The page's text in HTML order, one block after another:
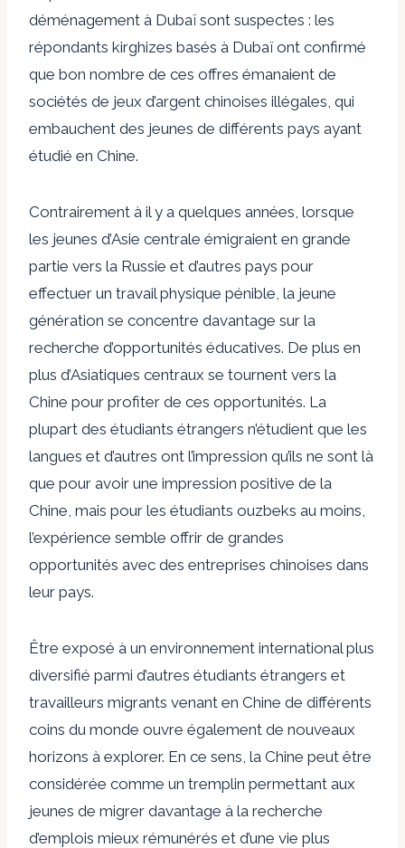
déménagement à Dubaï sont suspectes : les
répondants kirghizes basés à Dubaï ont confirmé
que bon nombre de ces offres émanaient de
sociétés de jeux d’argent chinoises illégales, qui
embauchent des jeunes de différents pays ayant
étudié en Chine.
Contrairement à il y a quelques années, lorsque
les jeunes d’Asie centrale émigraient en grande
partie vers la Russie et d’autres pays pour
effectuer un travail physique pénible, la jeune
génération se concentre davantage sur la
recherche d’opportunités éducatives. De plus en
plus d’Asiatiques centraux se tournent vers la
Chine pour profiter de ces opportunités. La
plupart des étudiants étrangers n’étudient que les
langues et d’autres ont l’impression qu’ils ne sont là
que pour avoir une impression positive de la
Chine, mais pour les étudiants ouzbeks au moins,
l’expérience semble offrir de grandes
opportunités avec des entreprises chinoises dans
leur pays.
Être exposé à un environnement international plus
diversifié parmi d’autres étudiants étrangers et
travailleurs migrants venant en Chine de différents
coins du monde ouvre également de nouveaux
horizons à explorer. En ce sens, la Chine peut être
considérée comme un tremplin permettant aux
jeunes de migrer davantage à la recherche
d’emplois mieux rémunérés et d’une vie plus